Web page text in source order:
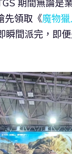
期間無論是
先領取《魔物
瞬間派完，即